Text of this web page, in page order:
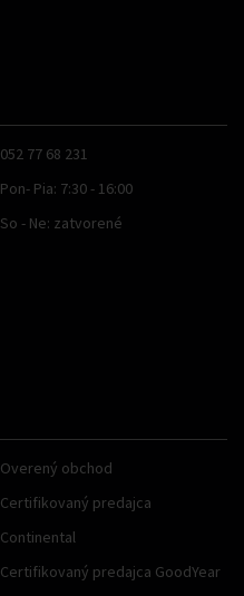
052 77 68 231
Pon- Pia: 7:30 - 16:00
So - Ne: zatvorené
Overený obchod
Certifikovaný predajca
Continental
Certifikovaný predajca GoodYear